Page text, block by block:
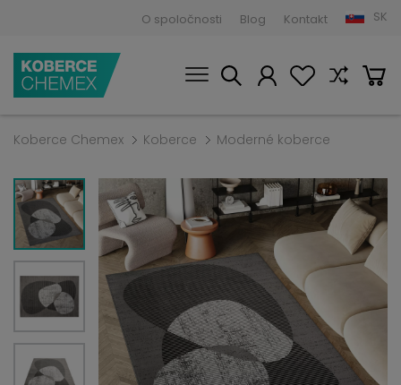
O spoločnosti Blog Kontakt SK
Koberce Chemex Koberce Moderné koberce